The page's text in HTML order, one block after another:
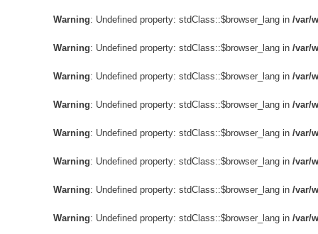
Warning: Undefined property: stdClass::$browser_lang in /var/
Warning: Undefined property: stdClass::$browser_lang in /var/
Warning: Undefined property: stdClass::$browser_lang in /var/
Warning: Undefined property: stdClass::$browser_lang in /var/
Warning: Undefined property: stdClass::$browser_lang in /var/
Warning: Undefined property: stdClass::$browser_lang in /var/
Warning: Undefined property: stdClass::$browser_lang in /var/
Warning: Undefined property: stdClass::$browser_lang in /var/